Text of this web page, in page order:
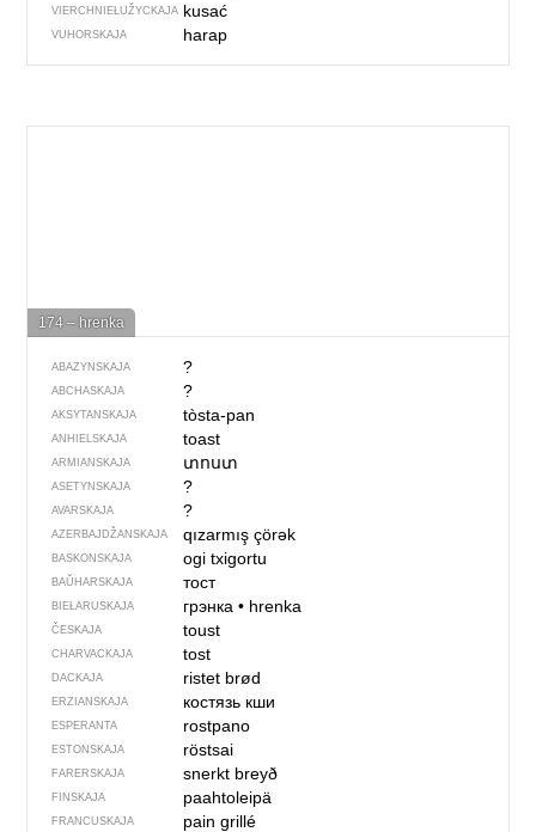
VIERCHNIE­ŁUŽYCKAJA kusać
VUHORSKAJA harap
174 – hrenka
ABAZYNSKAJA ?
ABCHASKAJA ?
AKSYTANSKAJA tòsta-pan
ANHIELSKAJA toast
ARMIANSKAJA տոստ
ASETYNSKAJA ?
AVARSKAJA ?
AZERBAJDŽAN­SKAJA qızarmış çörək
BASKONSKAJA ogi txigortu
BAŬHARSKAJA тост
BIEŁARUSKAJA грэнка• hrenka
ČESKAJA toust
CHARVACKAJA tost
DACKAJA ristet brød
ERZIANSKAJA костязь кши
ESPERANTA rostpano
ESTONSKAJA röstsai
FARERSKAJA snerkt breyð
FINSKAJA paahtoleipä
FRANCUSKAJA pain grillé